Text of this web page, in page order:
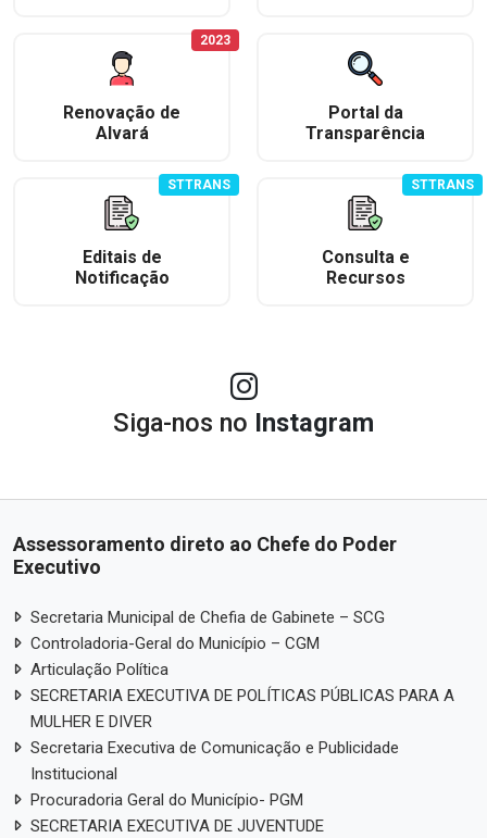
Renovação de
Alvará
2023
Portal da
Transparência
Editais de
Notificação
STTRANS
Consulta e
Recursos
STTRANS
Siga-nos no Instagram
Assessoramento direto ao Chefe do Poder
Executivo
Secretaria Municipal de Chefia de Gabinete – SCG
Controladoria-Geral do Município – CGM
Articulação Política
SECRETARIA EXECUTIVA DE POLÍTICAS PÚBLICAS PARA A
MULHER E DIVER
Secretaria Executiva de Comunicação e Publicidade
Institucional
Procuradoria Geral do Município- PGM
SECRETARIA EXECUTIVA DE JUVENTUDE